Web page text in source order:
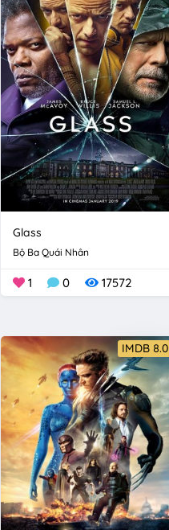
Glass
Bộ Ba Quái Nhân
1 0 17572
IMDB 8.0